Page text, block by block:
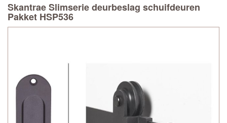
Skantrae Slimserie deurbeslag schuifdeuren
Pakket HSP536